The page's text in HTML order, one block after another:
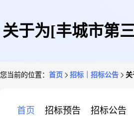
关于为[丰城市第
您当前的位置： 首页 招标｜招标公告
首页 招标预告 招标公告